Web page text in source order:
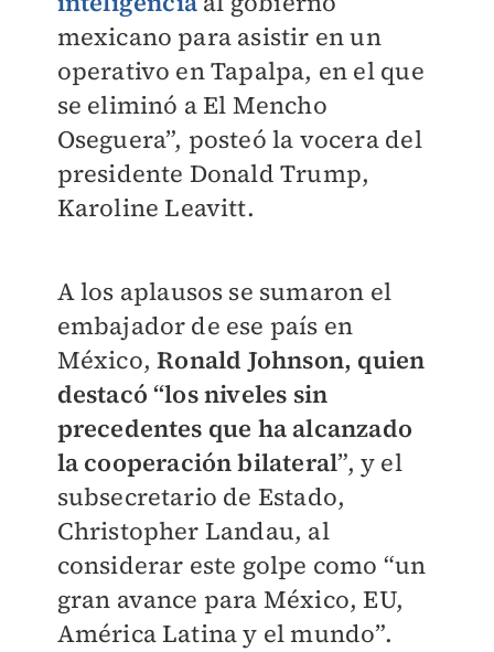
mexicano para asistir en un
operativo en Tapalpa, en el que
se eliminó a El Mencho
Oseguera”, posteó la vocera del
presidente Donald Trump,
Karoline Leavitt.
A los aplausos se sumaron el
embajador de ese país en
México,Ronald Johnson, quien
destacó “los niveles sin
precedentes que ha alcanzado
la cooperación bilateral”, y el
subsecretario de Estado,
Christopher Landau, al
considerar este golpe como “un
gran avance para México, EU,
América Latina y el mundo”.